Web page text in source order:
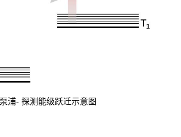
泵浦- 探测能级跃迁示意图